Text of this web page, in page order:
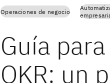
Operaciones de negocio
Guía
OKR: un